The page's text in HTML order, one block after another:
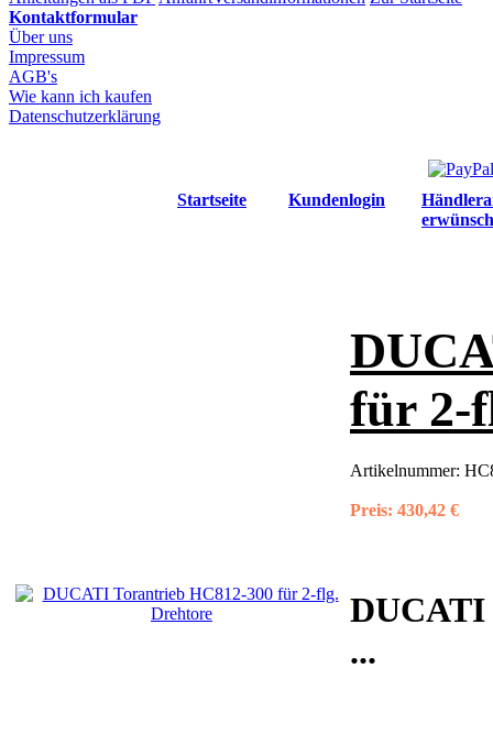
Kontaktformular
Über uns
Impressum
AGB's
Wie kann ich kaufen
Datenschutzerklärung
Startseite Kundenlogin
für 2-
Artikelnummer:
Preis: 430,42 €
DUCATI
...